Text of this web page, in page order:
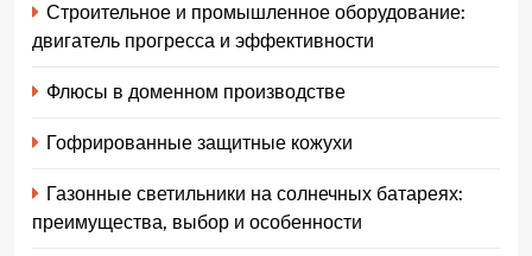
Строительное и промышленное оборудование:
двигатель прогресса и эффективности
Флюсы в доменном производстве
Гофрированные защитные кожухи
Газонные светильники на солнечных батареях:
преимущества, выбор и особенности